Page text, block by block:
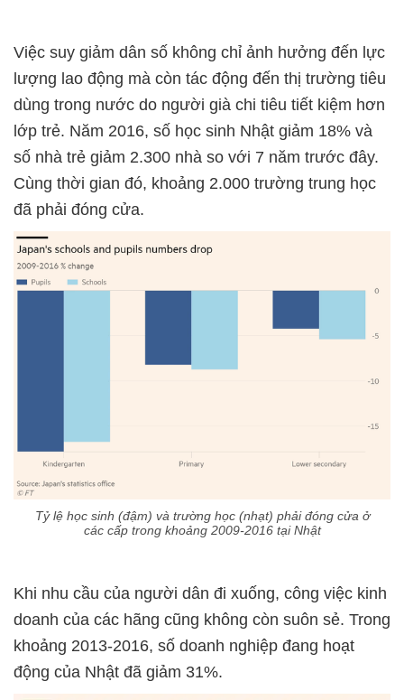
Việc suy giảm dân số không chỉ ảnh hưởng đến lực
lượng lao động mà còn tác động đến thị trường tiêu
dùng trong nước do người già chi tiêu tiết kiệm hơn
lớp trẻ. Năm 2016, số học sinh Nhật giảm 18% và
số nhà trẻ giảm 2.300 nhà so với 7 năm trước đây.
Cùng thời gian đó, khoảng 2.000 trường trung học
đã phải đóng cửa.
Tỷ lệ học sinh (đậm) và trường học (nhạt) phải đóng cửa ở
các cấp trong khoảng 2009-2016 tại Nhật
Khi nhu cầu của người dân đi xuống, công việc kinh
doanh của các hãng cũng không còn suôn sẻ. Trong
khoảng 2013-2016, số doanh nghiệp đang hoạt
động của Nhật đã giảm 31%.